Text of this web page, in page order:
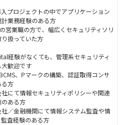
入プロジェクトの中でアプリケーション
業務経験のある方
営業職の方で、幅広くセキュリティソリ
扱っていた方
経験がなくても、管理系セキュリティ
歓迎です
、Pマークの構築、認証取得コンサ
る方
社にて情報セキュリティポリシーや関連
ある方
社／金融機関にて情報システム監査や情
査経験のある方